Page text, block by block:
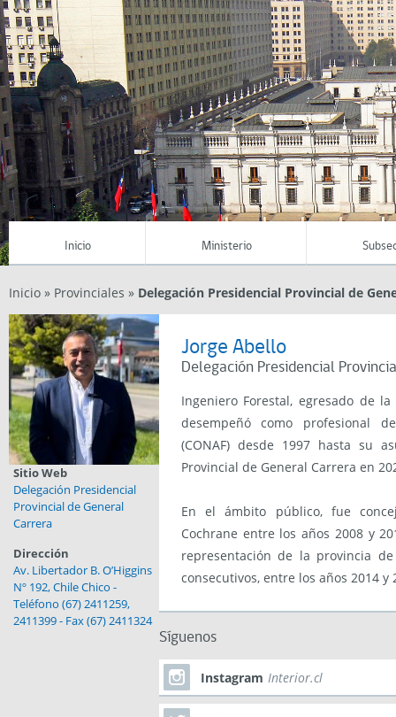
Inicio Ministerio
Inicio» Provinciales » Delegación Presidencial Provincial de
Sitio Web
Delegación Presidencial
Provincial de General
Carrera
Dirección
Av. Libertador B. O’Higgins
Nº 192, Chile Chico -
Teléfono (67) 2411259,
2411399 - Fax (67) 2411324
Jorge Abello
Delegación Presidencial
Ingeniero Forestal, egresado de
desempeñó como profesional
(CONAF) desde 1997 hasta su
Provincial de General Carrera en
En el ámbito público, fue
Cochrane entre los años 2008 y
representación de la provincia
consecutivos, entre los años 2014 y
Síguenos
Instagram Interior.cl